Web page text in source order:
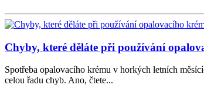
Chyby, které děláte při používání
Spotřeba opalovacího krému v horkých letních
celou řadu chyb. Ano, čtete...